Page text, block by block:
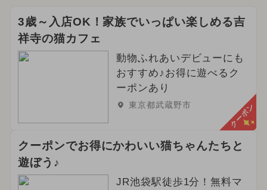
3歳～入店OK！家族でいっぱい楽しめる吉
祥寺の猫カフェ
動物ふれあいデビューにも
おすすめ♪お得に遊べるク
ーポンあり
東京都武蔵野市 クーポン
クーポンでお得にかわいい猫ちゃんたちと
遊ぼう♪
JR池袋駅徒歩1分！無料マ